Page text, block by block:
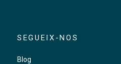
SEGUEIX-NOS
Blog